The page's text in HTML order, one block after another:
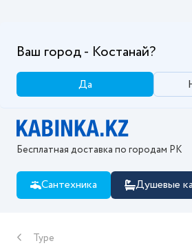
Ваш город - Костанай?
Да
Бесплатная доставка по городам РК
Сантехника Душевые
Type